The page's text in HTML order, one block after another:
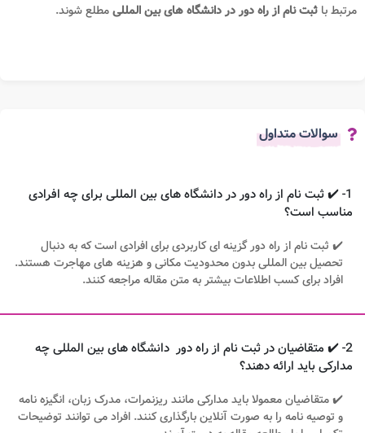
مرتبط با ثبت نام از راه دور در دانشگاه های بین المللیمطلع شوند.
سوالات متداول
1- ✔️ ثبت نام از راه دور در دانشگاه های بین المللی برای چه افرادی
مناسب است؟
✔️ ثبت نام از راه دور گزینه ای کاربردی برای افرادی است که به دنبال
تحصیل بین المللی بدون محدودیت مکانی و هزینه های مهاجرت هستند.
افراد برای کسب اطلاعات بیشتر به متن مقاله مراجعه کنند.
2- ✔️ متقاضیان در ثبت نام از راه دور دانشگاه های بین المللی چه
مدارکی باید ارائه دهند؟
✔️ متقاضیان معمولا باید مدارکی مانند ریزنمرات، مدرک زبان، انگیزه نامه
و توصیه نامه را به صورت آنلاین بارگذاری کنند. افراد می توانند توضیحات